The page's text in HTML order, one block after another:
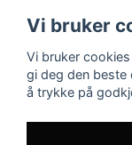
Vi bruker
Vi bruker
gi deg den beste
å trykke på